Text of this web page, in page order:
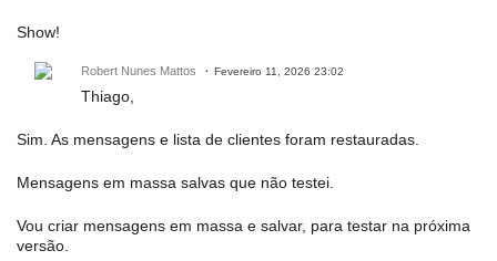
Show!
Robert Nunes Mattos Fevereiro 11, 2026 23:02
Thiago,
Sim. As mensagens e lista de clientes foram restauradas.
Mensagens em massa salvas que não testei.
Vou criar mensagens em massa e salvar, para testar na próxima
versão.